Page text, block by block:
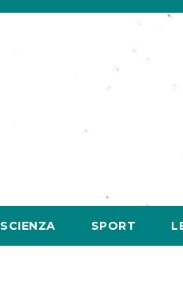
SCIENZA SPORT